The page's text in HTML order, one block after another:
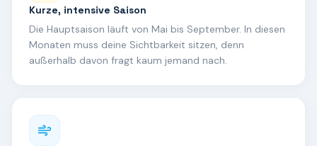
Kurze, intensive Saison
Die Hauptsaison läuft von Mai bis September. In diesen
Monaten muss deine Sichtbarkeit sitzen, denn
außerhalb davon fragt kaum jemand nach.